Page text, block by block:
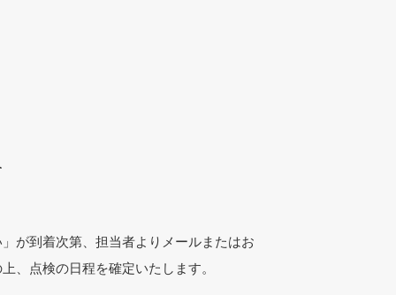
が到着次第、担当者よりメールまたはお
、点検の日程を確定いたします。